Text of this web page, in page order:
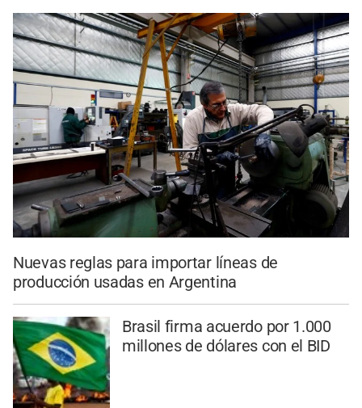
Nuevas reglas para importar líneas de
producción usadas en Argentina
Brasil firma acuerdo por 1.000
millones de dólares con el BID